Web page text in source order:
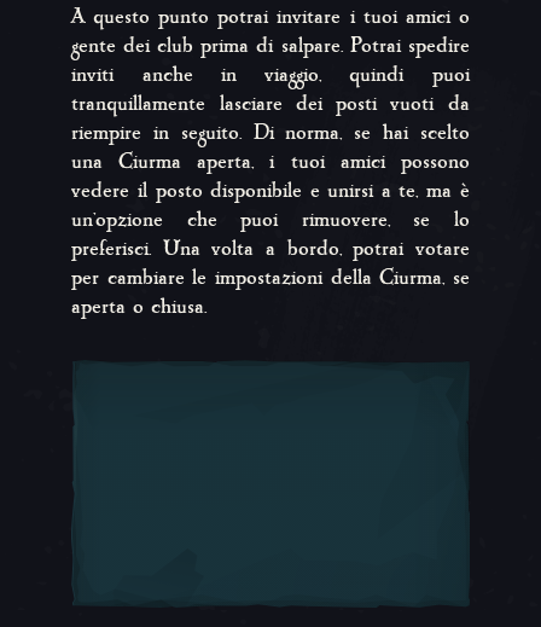
A questo punto potrai invitare i tuoi amici o
gente dei club prima di salpare. Potrai spedire
inviti anche in viaggio, quindi puoi
tranquillamente lasciare dei posti vuoti da
riempire in seguito. Di norma, se hai scelto
una Ciurma aperta, i tuoi amici possono
vedere il posto disponibile e unirsi a te, ma è
un'opzione che puoi rimuovere, se lo
preferisci. Una volta a bordo, potrai votare
per cambiare le impostazioni della Ciurma, se
aperta o chiusa.